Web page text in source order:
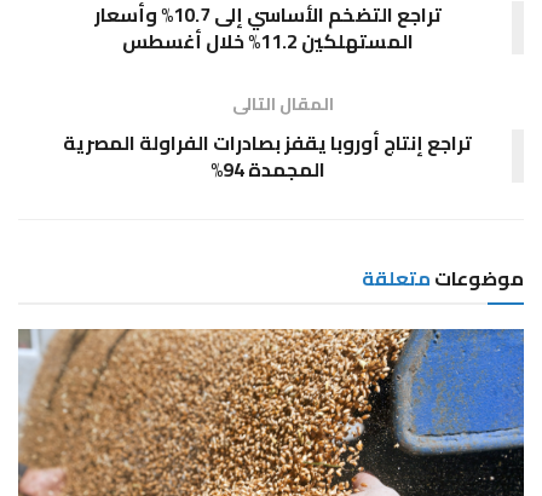
تراجع التضخم الأساسي إلى 10.7% وأسعار
المستهلكين 11.2% خلال أغسطس
المقال التالى
تراجع إنتاج أوروبا يقفز بصادرات الفراولة المصرية
المجمدة 94%
موضوعاتمتعلقة